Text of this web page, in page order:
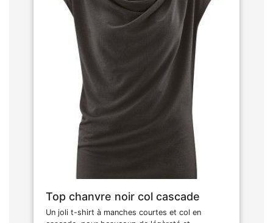
Top chanvre noir col cascade
Un joli t-shirt à manches courtes et col en